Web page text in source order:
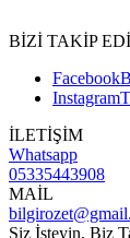
BİZİ TAKİP
Facebook
Instagram
İLETİŞİM
Whatsapp
05335443908
MAİL
Siz İsteyin, Biz